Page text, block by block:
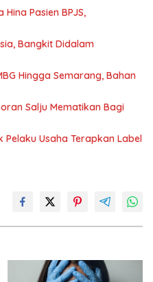
Pasien BPJS,
Bangkit Didalam
Hingga Semarang, Bahan
Salju Mematikan Bagi
Pelaku Usaha Terapkan Label